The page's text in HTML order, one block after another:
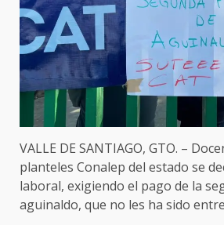
VALLE DE SANTIAGO, GTO. –
planteles Conalep del estado se
laboral, exigiendo el pago de la
aguinaldo, que no les ha sido